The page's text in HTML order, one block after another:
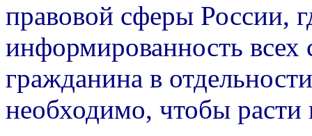
правовой сферы России,
информированность всех
гражданина в
необходимо, чтобы расти